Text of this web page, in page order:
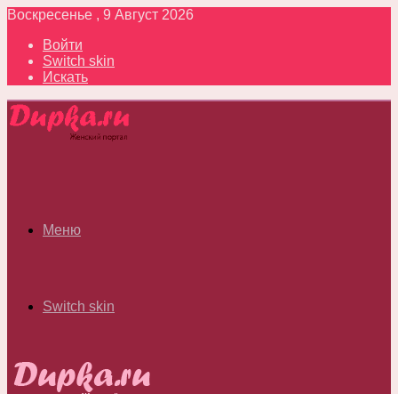
Воскресенье , 9 Август 2026
Войти
Switch skin
Искать
Меню
Switch skin